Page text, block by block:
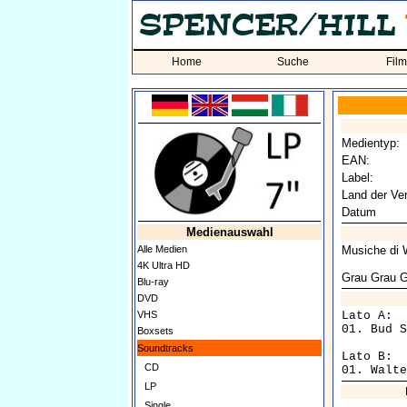
Home Suche
Medienauswahl
Alle Medien
4K Ultra HD
Blu-ray
DVD
VHS
Boxsets
Soundtracks
CD
LP
Medientyp:
EAN:
Label:
Land der
Datum
Musiche di
Grau Grau
Lato A:
01. Bud
Lato B:
01.